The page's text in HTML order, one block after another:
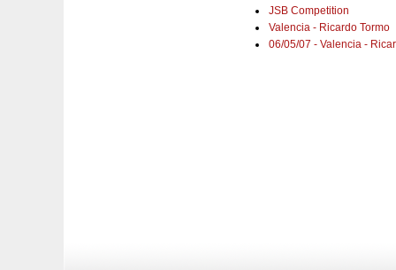
JSB Competition
Valencia - Ricardo Tormo
06/05/07 - Valencia -